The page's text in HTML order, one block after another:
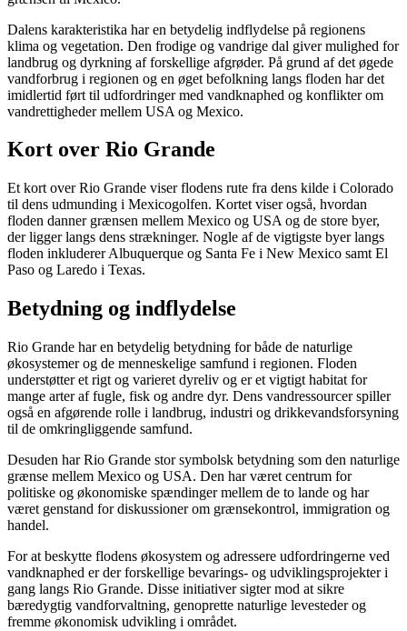
Dalens karakteristika har en betydelig indflydelse på regionens
klima og vegetation. Den frodige og vandrige dal giver mulighed for
landbrug og dyrkning af forskellige afgrøder. På grund af det øgede
vandforbrug i regionen og en øget befolkning langs floden har det
imidlertid ført til udfordringer med vandknaphed og konflikter om
vandrettigheder mellem USA og Mexico.
Kort over Rio Grande
Et kort over Rio Grande viser flodens rute fra dens kilde i Colorado
til dens udmunding i Mexicogolfen. Kortet viser også, hvordan
floden danner grænsen mellem Mexico og USA og de store byer,
der ligger langs dens strækninger. Nogle af de vigtigste byer langs
floden inkluderer Albuquerque og Santa Fe i New Mexico samt El
Paso og Laredo i Texas.
Betydning og indflydelse
Rio Grande har en betydelig betydning for både de naturlige
økosystemer og de menneskelige samfund i regionen. Floden
understøtter et rigt og varieret dyreliv og er et vigtigt habitat for
mange arter af fugle, fisk og andre dyr. Dens vandressourcer spiller
også en afgørende rolle i landbrug, industri og drikkevandsforsyning
til de omkringliggende samfund.
Desuden har Rio Grande stor symbolsk betydning som den naturlige
grænse mellem Mexico og USA. Den har været centrum for
politiske og økonomiske spændinger mellem de to lande og har
været genstand for diskussioner om grænsekontrol, immigration og
handel.
For at beskytte flodens økosystem og adressere udfordringerne ved
vandknaphed er der forskellige bevarings- og udviklingsprojekter i
gang langs Rio Grande. Disse initiativer sigter mod at sikre
bæredygtig vandforvaltning, genoprette naturlige levesteder og
fremme økonomisk udvikling i området.